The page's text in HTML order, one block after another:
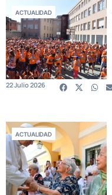
ACTUALIDAD
22 Julio 2026
ACTUALIDAD